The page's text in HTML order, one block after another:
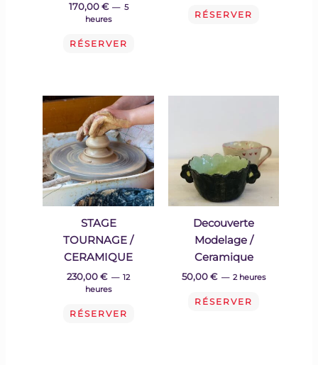
170,00€
5
heures
RÉSERVER
RÉSERVER
STAGE
TOURNAGE /
CERAMIQUE
230,00€
12
heures
RÉSERVER
Decouverte
Modelage /
Ceramique
50,00€ 2 heures
RÉSERVER